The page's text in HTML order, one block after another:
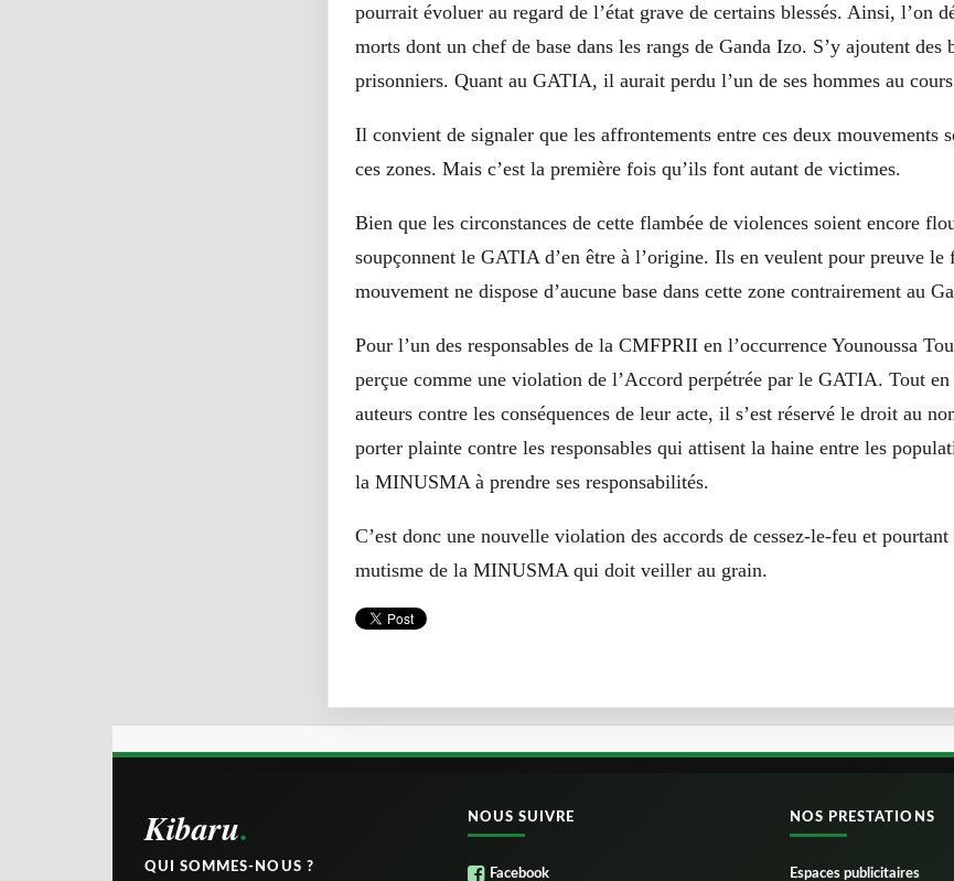
pourrait évoluer au regard de l’état grave de certains blessés. Ainsi, l’on
morts dont un chef de base dans les rangs de Ganda Izo. S’y ajoutent des
prisonniers. Quant au GATIA, il aurait perdu l’un de ses hommes au
Il convient de signaler que les affrontements entre ces deux mouvements
ces zones. Mais c’est la première fois qu’ils font autant de victimes.
Bien que les circonstances de cette flambée de violences soient encore
soupçonnent le GATIA d’en être à l’origine. Ils en veulent pour preuve le
mouvement ne dispose d’aucune base dans cette zone contrairement au
Pour l’un des responsables de la CMFPRII en l’occurrence Younoussa
perçue comme une violation de l’Accord perpétrée par le GATIA. Tout en
auteurs contre les conséquences de leur acte, il s’est réservé le droit au
porter plainte contre les responsables qui attisent la haine entre les
la MINUSMA à prendre ses responsabilités.
C’est donc une nouvelle violation des accords de cessez-le-feu et pourtant
mutisme de la MINUSMA qui doit veiller au grain.
Kibaru
QUI SOMMES-NOUS ?
NOUS SUIVRE
Facebook
NOS PRESTATIONS
Espaces publicitaires